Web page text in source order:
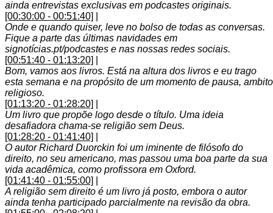
ainda entrevistas exclusivas em podcastes originais.
[00:30:00 - 00:51:40]
Onde e quando quiser, leve no bolso de todas as conversas.
Fique a parte das últimas navidades em
signotícias.pt/podcastes e nas nossas redes sociais.
[00:51:40 - 01:13:20]
Bom, vamos aos livros. Está na altura dos livros e eu trago
esta semana e na propósito de um momento de pausa, ambito
religioso.
[01:13:20 - 01:28:20]
Um livro que propõe logo desde o título. Uma ideia
desafiadora chama-se religião sem Deus.
[01:28:20 - 01:41:40]
O autor Richard Duorckin foi um iminente de filósofo do
direito, no seu americano, mas passou uma boa parte da sua
vida acadêmica, como profissora em Oxford.
[01:41:40 - 01:55:00]
A religião sem direito é um livro já posto, embora o autor
ainda tenha participado parcialmente na revisão da obra.